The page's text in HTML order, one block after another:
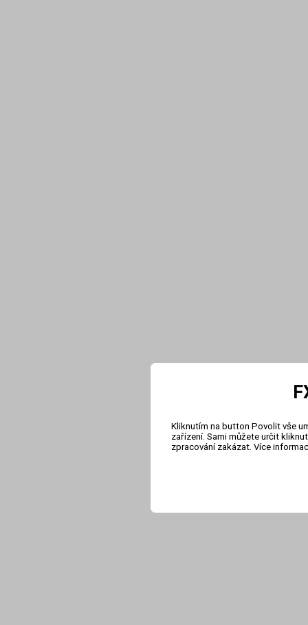
Kliknutím na button Povolit vše
zařízení. Sami můžete určit
zpracování zakázat. Více